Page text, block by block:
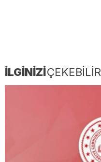
İLGİNİZİÇEKEBİLİR